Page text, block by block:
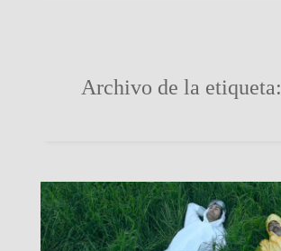
Archivo de la etiqueta: